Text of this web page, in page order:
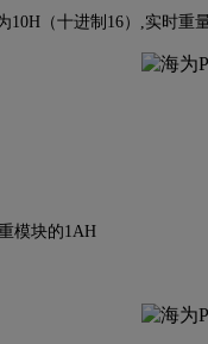
（十进制16）,实时重量
模块的1AH